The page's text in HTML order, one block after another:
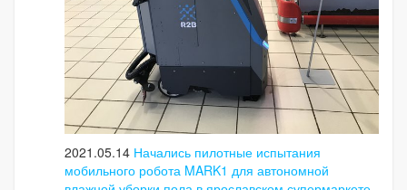
2021.05.14 Начались пилотные испытания
мобильного робота MARK1 для автономной